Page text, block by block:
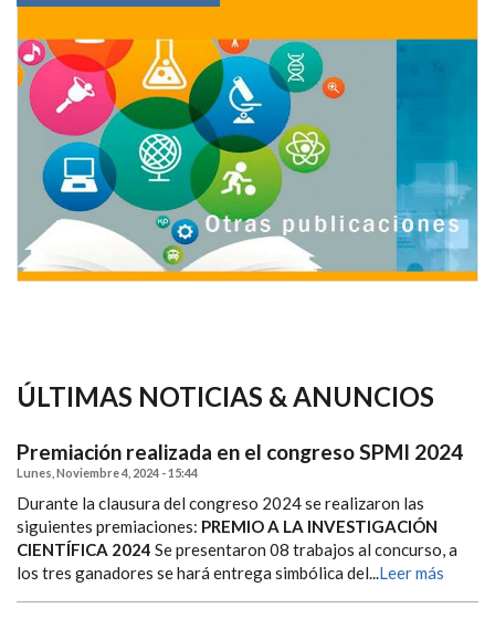
ÚLTIMAS NOTICIAS & ANUNCIOS
Premiación realizada en el congreso SPMI 2024
Lunes, Noviembre 4, 2024 - 15:44
Durante la clausura del congreso 2024 se realizaron las
siguientes premiaciones: PREMIO A LA INVESTIGACIÓN
CIENTÍFICA 2024 Se presentaron 08 trabajos al concurso, a
los tres ganadores se hará entrega simbólica del...Leer más